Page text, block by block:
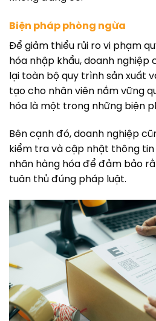
Biện pháp phòng ngừa
Để giảm thiểu rủi ro vi phạm
hóa nhập khẩu, doanh nghiệp
lại toàn bộ quy trình sản xuất
tạo cho nhân viên nắm vững
hóa là một trong những biện
Bên cạnh đó, doanh nghiệp
kiểm tra và cập nhật thông
nhãn hàng hóa để đảm bảo
tuân thủ đúng pháp luật.